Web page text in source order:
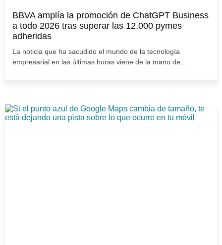
BBVA amplía la promoción de ChatGPT Business
a todo 2026 tras superar las 12.000 pymes
adheridas
La noticia que ha sacudido el mundo de la tecnología
empresarial en las últimas horas viene de la mano de...